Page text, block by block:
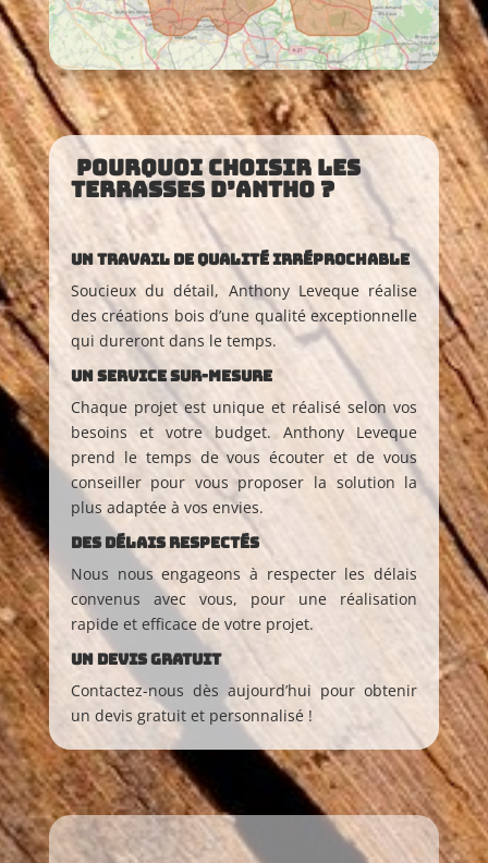
Pourquoi choisir Les
Terrasses d’Antho ?
Un travail de qualité irréprochable
Soucieux du détail, Anthony Leveque réalise
des créations bois d’une qualité exceptionnelle
qui dureront dans le temps.
Un service sur-mesure
Chaque projet est unique et réalisé selon vos
besoins et votre budget. Anthony Leveque
prend le temps de vous écouter et de vous
conseiller pour vous proposer la solution la
plus adaptée à vos envies.
Des délais respectés
Nous nous engageons à respecter les délais
convenus avec vous, pour une réalisation
rapide et efficace de votre projet.
Un devis gratuit
Contactez-nous dès aujourd’hui pour obtenir
un devis gratuit et personnalisé !